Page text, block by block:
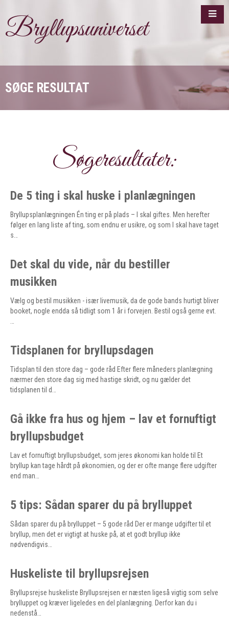
Bryllupsuniverset
SØGE RESULTAT
Søgeresultater:
De 5 ting i skal huske i planlægningen
Bryllupsplanlægningen Én ting er på plads – I skal giftes. Men herefter
følger en lang liste af ting, som endnu er usikre, og som I skal have taget
s…
Det skal du vide, når du bestiller
musikken
Vælg og bestil musikken - især livemusik, da de gode bands hurtigt bliver
booket, nogle endda så tidligt som 1 år i forvejen. Bestil også gerne evt.
Tidsplanen for bryllupsdagen
Tidsplan til den store dag – gode råd Efter flere måneders planlægning
nærmer den store dag sig med hastige skridt, og nu gælder det
tidsplanen til d…
Gå ikke fra hus og hjem – lav et fornuftigt
bryllupsbudget
Lav et fornuftigt bryllupsbudget, som jeres økonomi kan holde til Et
bryllup kan tage hårdt på økonomien, og der er ofte mange flere udgifter
end man…
5 tips: Sådan sparer du på brylluppet
Sådan sparer du på brylluppet – 5 gode råd Der er mange udgifter til et
bryllup, men det er vigtigt at huske på, at et godt bryllup ikke
nødvendigvis…
Huskeliste til bryllupsrejsen
Bryllupsrejse huskeliste Bryllupsrejsen er næsten ligeså vigtig som selve
brylluppet og kræver ligeledes en del planlægning. Derfor kan du i
nedenstå…